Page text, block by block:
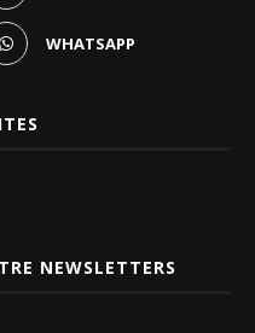
WHATSAPP
NEWSLETTERS